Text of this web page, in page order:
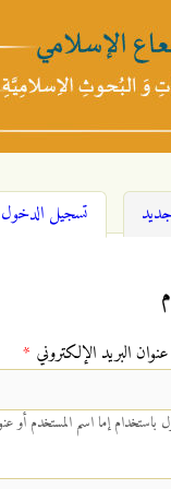
تسجيل الدخول
البريد الإلكتروني *
إما اسم المستخدم أو